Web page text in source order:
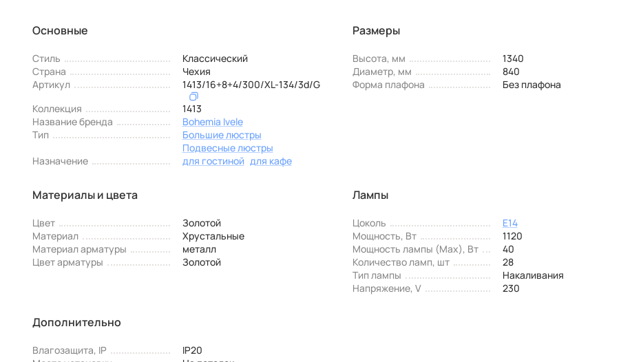
Основные
Стиль
Классический
Страна
Чехия
Артикул
1413/16+8+4/300/XL-134/3d/G
Коллекция
1413
Название бренда
Bohemia Ivele
Тип
Большие люстры
Подвесные люстры
Назначение
для гостиной для кафе
Размеры
Высота, мм
1340
Диаметр, мм
840
Форма плафона
Без плафона
Материалы и цвета
Цвет
Золотой
Материал
Хрустальные
Материал арматуры
металл
Цвет арматуры
Золотой
Лампы
Цоколь
E14
Мощность, Вт
1120
Мощность лампы (Max), Вт
40
Количество ламп, шт
28
Тип лампы
Накаливания
Напряжение, V
230
Дополнительно
Влагозащита, IP
IP20